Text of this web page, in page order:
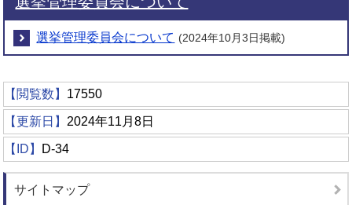
選挙管理委員会について (2024年10月3日掲載)
【閲覧数】 17550
【更新日】 2024年11月8日
【ID】 D-34
サイトマップ